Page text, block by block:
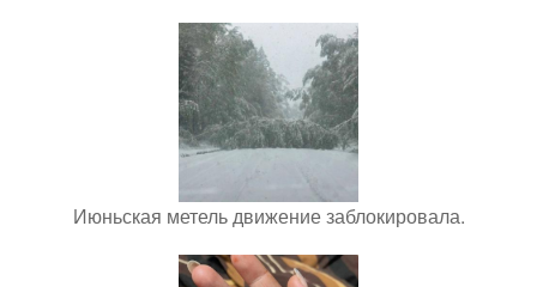
Июньская метель движение заблокировала.